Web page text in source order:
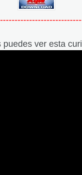
puedes ver esta